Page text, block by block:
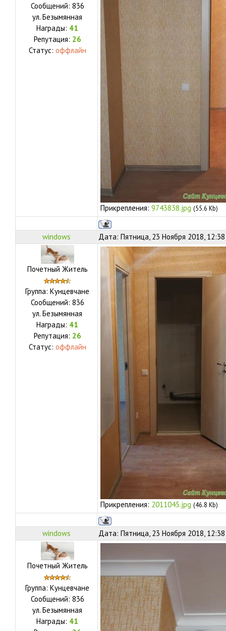
Сообщений: 836
ул. Безымянная
Награды: 41
Репутация: 26
Статус: оффлайн
Прикрепления: 9743838.jpg (55.6 Kb)
windows Дата: Пятница, 23 Ноября 2018,
Почетный Житель
Группа: Кунцевчане
Сообщений: 836
ул. Безымянная
Награды: 41
Репутация: 26
Статус: оффлайн
Прикрепления: 2011045.jpg (46.8 Kb)
windows Дата: Пятница, 23 Ноября 2018,
Почетный Житель
Группа: Кунцевчане
Сообщений: 836
ул. Безымянная
Награды: 41